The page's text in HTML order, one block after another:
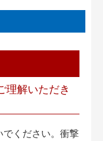
理解いただき
ください。衝撃